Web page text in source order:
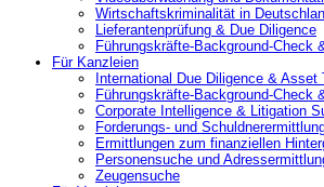
Wirtschaftskriminalität in
Lieferantenprüfung & Due Diligence
Führungskräfte-Background-Check
Für Kanzleien
International Due Diligence & Asset
Führungskräfte-Background-Check
Corporate Intelligence & Litigation
Forderungs- und
Ermittlungen zum finanziellen
Personensuche und
Zeugensuche